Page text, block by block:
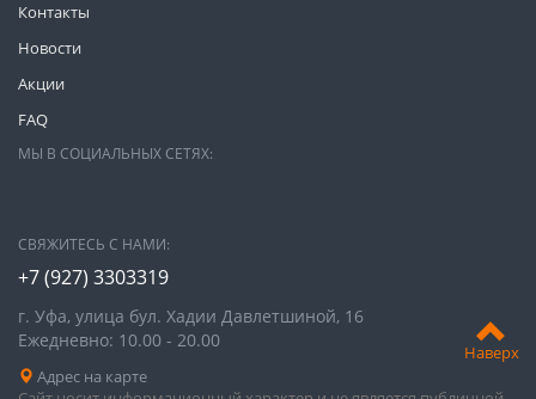
Наверх
Контакты
Новости
Акции
FAQ
МЫ В СОЦИАЛЬНЫХ СЕТЯХ:
СВЯЖИТЕСЬ С НАМИ:
+7 (927) 3303319
г. Уфа, улица бул. Хадии Давлетшиной, 16
Ежедневно: 10.00 - 20.00
Адрес на карте